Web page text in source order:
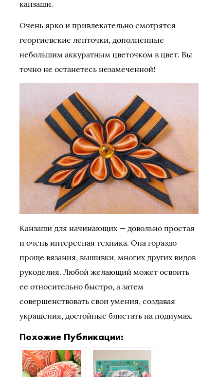
канзаши.
Очень ярко и привлекательно смотрятся
георгиевские ленточки, дополненные
небольшим аккуратным цветочком в цвет. Вы
точно не останетесь незамеченной!
Канзаши для начинающих — довольно простая
и очень интересная техника. Она гораздо
проще вязания, вышивки, многих других видов
рукоделия. Любой желающий может освоить
ее относительно быстро, а затем
совершенствовать свои умения, создавая
украшения, достойные блистать на подиумах.
Похожие Публикации: